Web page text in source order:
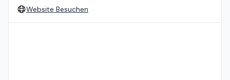
Website Besuchen